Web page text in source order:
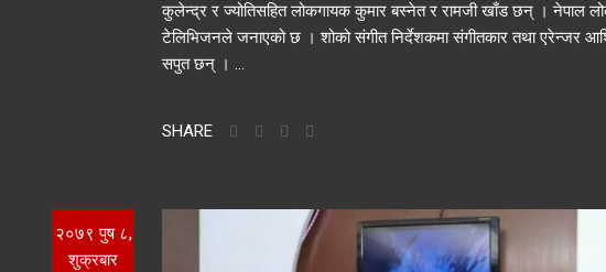
कुलेन्द्र र ज्योतिसहित लोकगायक कुमार बस्नेत र रामजी खाँड छन् । नेपाल
टेलिभिजनले जनाएको छ । शोको संगीत निर्देशकमा संगीतकार तथा एरेन्जर
सपुत छन् । ...
SHARE
२०७९ पुष ८,
शुक्रबार